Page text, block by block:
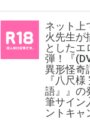
ネット上
火先生が
としたエ
弾！『
異形怪奇
『八尺
語』』の
筆サイン
ントキャ